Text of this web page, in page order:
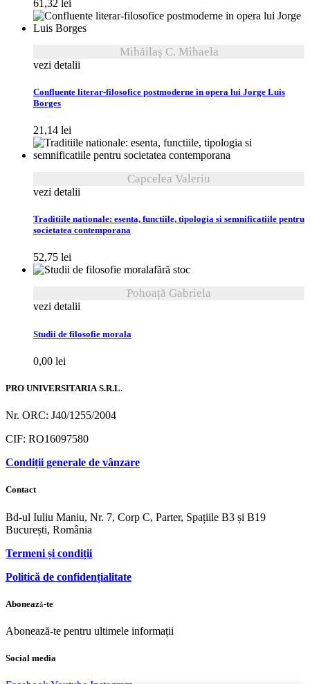
61,32 lei
Mihăilaș C. Mihaela
vezi detalii
Confluente literar-filosofice postmoderne in opera lui Jorge Luis
Borges
21,14 lei
Capcelea Valeriu
vezi detalii
Traditiile nationale: esenta, functiile, tipologia si semnificatiile pentru
societatea contemporana
52,75 lei
fără stoc
Pohoață Gabriela
vezi detalii
Studii de filosofie morala
0,00 lei
PRO UNIVERSITARIA S.R.L.
Nr. ORC: J40/1255/2004
CIF: RO16097580
Condiții generale de vânzare
Contact
Bd-ul Iuliu Maniu, Nr. 7, Corp C, Parter, Spațiile B3 și B19
București, România
Termeni și condiții
Politică de confidențialitate
Abonează-te
Abonează-te pentru ultimele informații
Social media